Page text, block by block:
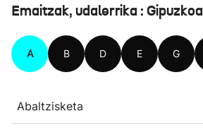
Emaitzak, udalerrika : Gipuzkoa
A B D E G
Abaltzisketa